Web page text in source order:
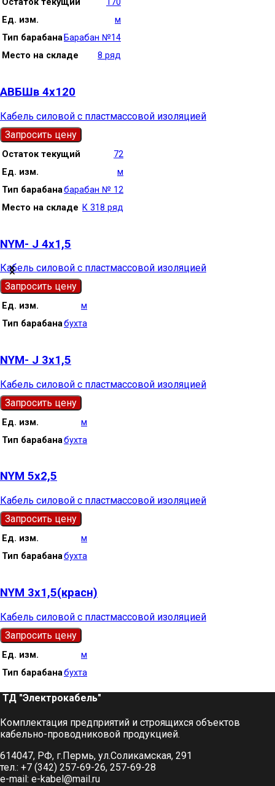
Остаток текущий
170
Ед. изм.
м
Тип барабана Барабан №14
Место на складе
8 ряд
АВБШв 4х120
Кабель силовой с пластмассовой изоляцией
Запросить цену
Остаток текущий
72
Ед. изм.
м
Тип барабанабарабан № 12
Место на складе К 318 ряд
NYM- J 4х1,5
Кабель силовой с пластмассовой изоляцией
Запросить цену
Ед. изм.
м
Тип барабанабухта
NYM- J 3х1,5
Кабель силовой с пластмассовой изоляцией
Запросить цену
Ед. изм.
м
Тип барабанабухта
NYM 5х2,5
Кабель силовой с пластмассовой изоляцией
Запросить цену
Ед. изм.
м
Тип барабанабухта
NYM 3х1,5(красн)
Кабель силовой с пластмассовой изоляцией
Запросить цену
Ед. изм.
м
Тип барабанабухта
ТД "Электрокабель"​
Комплектация предприятий и строящихся объектов
кабельно-проводниковой продукцией.
614047, РФ, г.Пермь, ул.Соликамская, 291
тел.: +7 (342) 257-69-26, 257-69-28
e-mail: e-kabel@mail.ru